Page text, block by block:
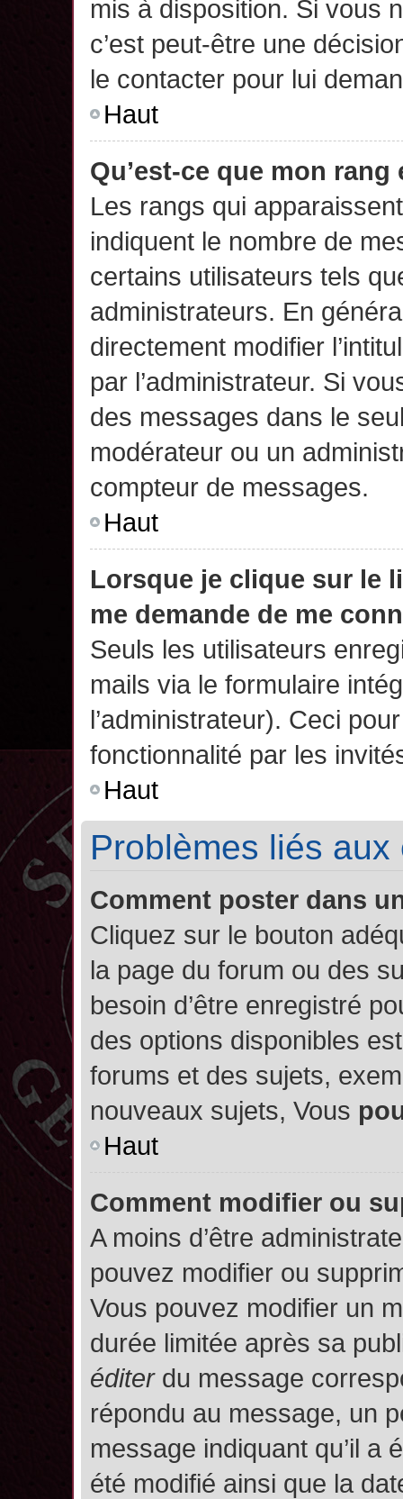
mis à disposition. Si vous
c’est peut-être une
le contacter pour lui
Haut
Qu’est-ce que mon
Les rangs qui
indiquent le nombre de
certains utilisateurs tels
administrateurs. En
directement modifier
par l’administrateur. Si
des messages dans le
modérateur ou un
compteur de messages.
Haut
Lorsque je clique sur le
me demande de me
Seuls les utilisateurs
mails via le formulaire
l’administrateur). Ceci
fonctionnalité par les
Haut
Problèmes liés
Comment poster dans
Cliquez sur le bouton
la page du forum ou des
besoin d’être enregistré
des options disponibles
forums et des sujets,
nouveaux sujets, Vous
Haut
Comment modifier ou
A moins d’être
pouvez modifier ou
Vous pouvez modifier un
durée limitée après sa
éditerdu message
répondu au message, un
message indiquant qu’il a
été modifié ainsi que la